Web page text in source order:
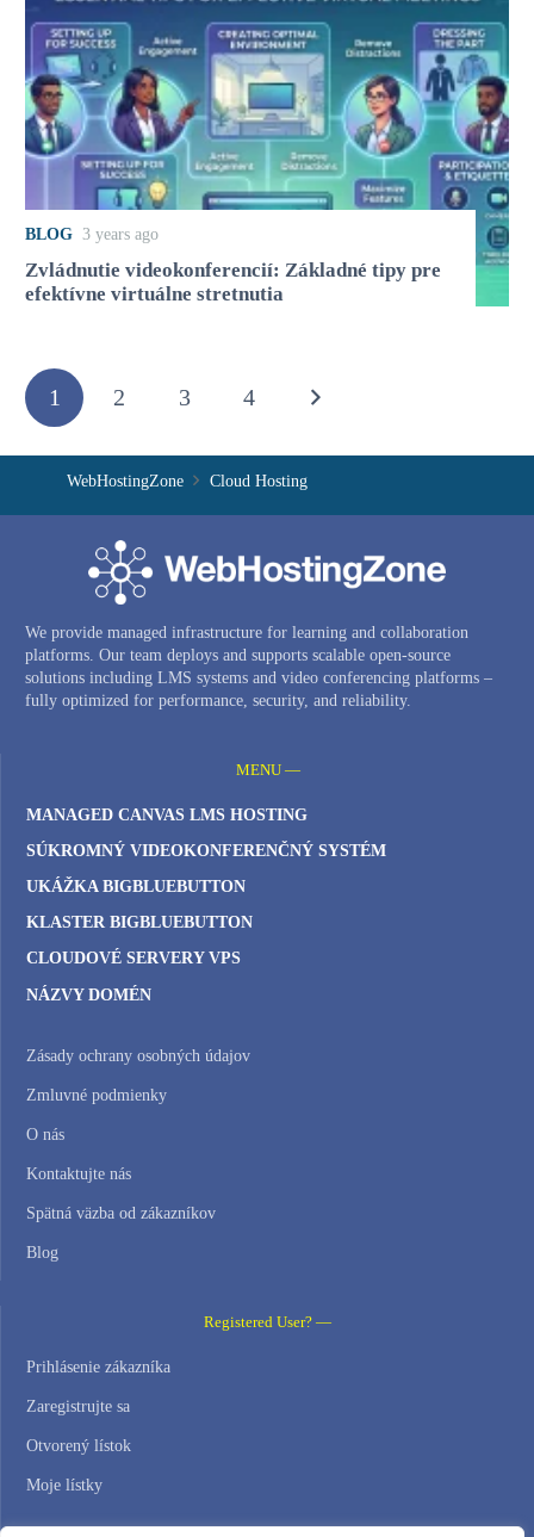
BLOG 3 years ago
Zvládnutie videokonferencií: Základné tipy pre
efektívne virtuálne stretnutia
1 2 3 4
WebHostingZone Cloud Hosting
We provide managed infrastructure for learning and collaboration
platforms. Our team deploys and supports scalable open-source
solutions including LMS systems and video conferencing platforms –
fully optimized for performance, security, and reliability.
MENU —
MANAGED CANVAS LMS HOSTING
SÚKROMNÝ VIDEOKONFERENČNÝ SYSTÉM
UKÁŽKA BIGBLUEBUTTON
KLASTER BIGBLUEBUTTON
CLOUDOVÉ SERVERY VPS
NÁZVY DOMÉN
Zásady ochrany osobných údajov
Zmluvné podmienky
O nás
Kontaktujte nás
Spätná väzba od zákazníkov
Blog
Registered User? —
Prihlásenie zákazníka
Zaregistrujte sa
Otvorený lístok
Moje lístky